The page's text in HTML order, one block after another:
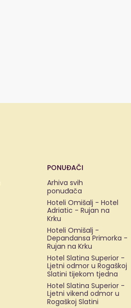
PONUĐAČI
Arhiva svih
ponuđača
Hoteli Omišalj - Hotel
Adriatic - Rujan na
Krku
Hoteli Omišalj -
Depandansa Primorka -
Rujan na Krku
Hotel Slatina Superior -
Ljetni odmor u Rogaškoj
Slatini tijekom tjedna
Hotel Slatina Superior -
Ljetni vikend odmor u
Rogaškoj Slatini